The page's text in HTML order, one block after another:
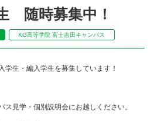
随時募集中！
KG高等学院 富士吉田キャンパス
学生・編入学生を募集しています！
ス見学・個別説明会にお越しください。